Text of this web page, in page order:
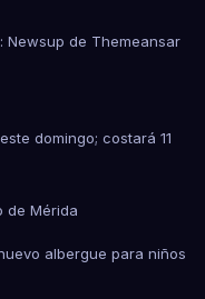
Newsup de Themeansar
domingo; costará 11
de Mérida
albergue para niños